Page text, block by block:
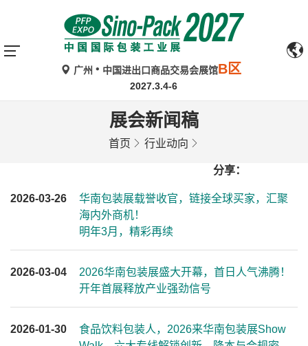
广州 中国进出口商品交易会展馆B区
2027.3.4-6
展会新闻稿
首页 行业动向
分享：
2026-03-26
华南包装展载誉收官，链接全球买家，汇聚
海内外商机！
明年3月，精彩再续
2026-03-04
2026华南包装展盛大开幕，首日人气沸腾！
开年首展释放产业强劲信号
2026-01-30
食品饮料包装人，2026来华南包装展Show